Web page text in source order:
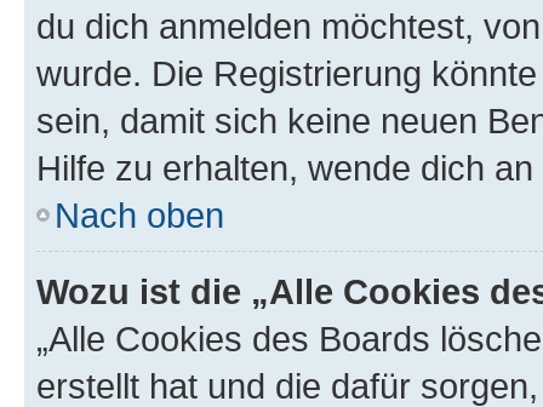
du dich anmelden möchtest,
wurde. Die Registrierung
sein, damit sich keine neuen
Hilfe zu erhalten, wende dich
Nach oben
Wozu ist die „Alle Cookies
„Alle Cookies des Boards
erstellt hat und die dafür